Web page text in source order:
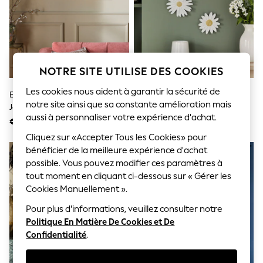
Men's Holiday Shop
All Swimwear
Bags & Luggage
Hats
Loafers
Polo Shirts
Sandals & Flipflops
Shirts
Shorts
Sunglasses
T-Shirts
Boys Holiday Shop
All Swimwear
Ponchos & Toweling sets
Sun Hats & Caps
Polo Shirts
Rash Vests
Sandals & Sliders
Ensemble De 3 Art Mural Fleuri
Joli
€ 78
Set Of 3 Daisy Flower Wall Art
(Art Mural De La Fleur De
Marguerite)
€ 17
NOTRE SITE UTILISE DES COOKIES
Les cookies nous aident à garantir la sécurité de
notre site ainsi que sa constante amélioration mais
aussi à personnaliser votre expérience d'achat.
Cliquez sur «Accepter Tous les Cookies» pour
bénéficier de la meilleure expérience d'achat
possible. Vous pouvez modifier ces paramètres à
tout moment en cliquant ci-dessous sur « Gérer les
Cookies Manuellement ».
Pour plus d'informations, veuillez consulter notre
Politique En Matière De Cookies et De
Confidentialité.